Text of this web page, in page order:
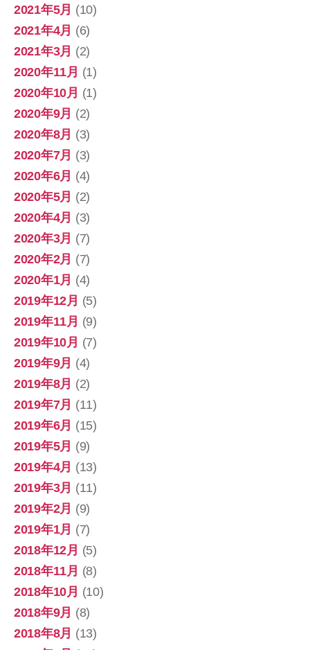
2021年5月 (10)
2021年4月 (6)
2021年3月 (2)
2020年11月 (1)
2020年10月 (1)
2020年9月 (2)
2020年8月 (3)
2020年7月 (3)
2020年6月 (4)
2020年5月 (2)
2020年4月 (3)
2020年3月 (7)
2020年2月 (7)
2020年1月 (4)
2019年12月 (5)
2019年11月 (9)
2019年10月 (7)
2019年9月 (4)
2019年8月 (2)
2019年7月 (11)
2019年6月 (15)
2019年5月 (9)
2019年4月 (13)
2019年3月 (11)
2019年2月 (9)
2019年1月 (7)
2018年12月 (5)
2018年11月 (8)
2018年10月 (10)
2018年9月 (8)
2018年8月 (13)